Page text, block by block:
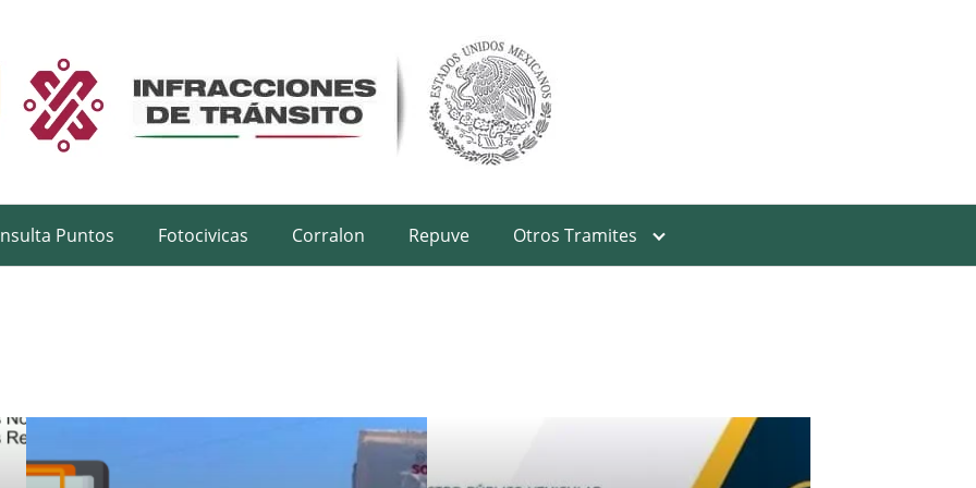
Puntos Fotocivicas Corralon Repuve Otros Tramites